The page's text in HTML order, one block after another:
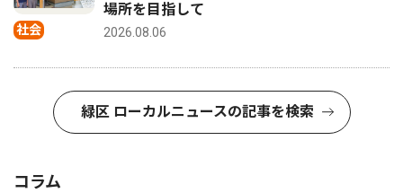
社会
場所を目指して
2026.08.06
緑区 ローカルニュースの記事を検索
コラム